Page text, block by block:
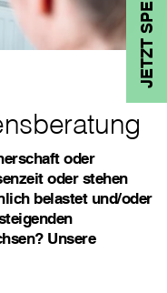
oder
oder stehen
belastet und/oder
Unsere